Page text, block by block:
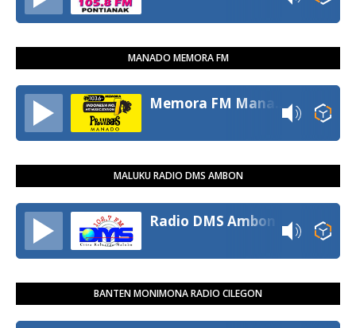
MANADO MEMORA FM
MALUKU RADIO DMS AMBON
Radio DMS Ambon
BANTEN MONIMONA RADIO CILEGON